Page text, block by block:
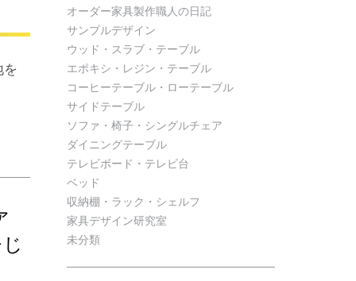
を
オーダー家具製作職人の日記
サンプルデザイン
ウッド・スラブ・テーブル
エポキシ・レジン・テーブル
コーヒーテーブル・ローテーブル
サイドテーブル
ソファ・椅子・シングルチェア
ダイニングテーブル
テレビボード・テレビ台
ベッド
収納棚・ラック・シェルフ
家具デザイン研究室
未分類